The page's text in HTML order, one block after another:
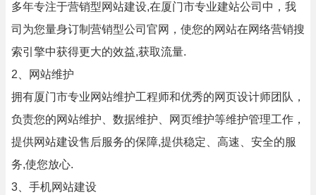
多年专注于营销型网站建设,在厦门市专业建站公司中，我
司为您量身订制营销型公司官网，使您的网站在网络营销搜
索引擎中获得更大的效益,获取流量.
2、网站维护
拥有厦门市专业网站维护工程师和优秀的网页设计师团队，
负责您的网站维护、数据维护、网页维护等维护管理工作，
提供网站建设售后服务的保障,提供稳定、高速、安全的服
务,使您放心.
3、手机网站建设